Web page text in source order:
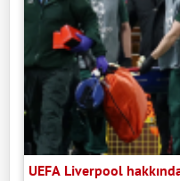
UEFA Liverpool